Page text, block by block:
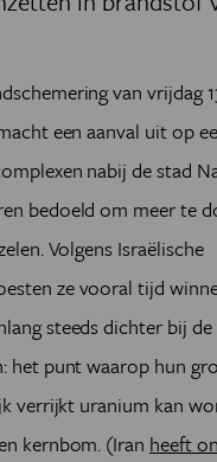
van vrijdag
een aanval uit op
nabij de stad
bedoeld om meer te
Volgens Israëlische
ze vooral tijd
steeds dichter bij
het punt waarop hun
verrijkt uranium kan
kernbom. (Iran heeft